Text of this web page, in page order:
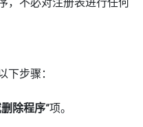
步骤：
除程序”项。